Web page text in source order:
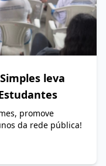
leva
promove
da rede pública!